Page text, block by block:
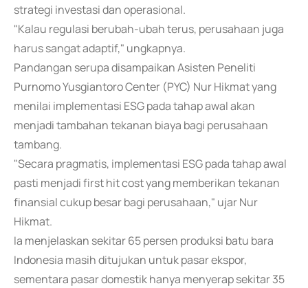
strategi investasi dan operasional.
"Kalau regulasi berubah-ubah terus, perusahaan juga
harus sangat adaptif," ungkapnya.
Pandangan serupa disampaikan Asisten Peneliti
Purnomo Yusgiantoro Center (PYC) Nur Hikmat yang
menilai implementasi ESG pada tahap awal akan
menjadi tambahan tekanan biaya bagi perusahaan
tambang.
"Secara pragmatis, implementasi ESG pada tahap awal
pasti menjadi first hit cost yang memberikan tekanan
finansial cukup besar bagi perusahaan," ujar Nur
Hikmat.
Ia menjelaskan sekitar 65 persen produksi batu bara
Indonesia masih ditujukan untuk pasar ekspor,
sementara pasar domestik hanya menyerap sekitar 35